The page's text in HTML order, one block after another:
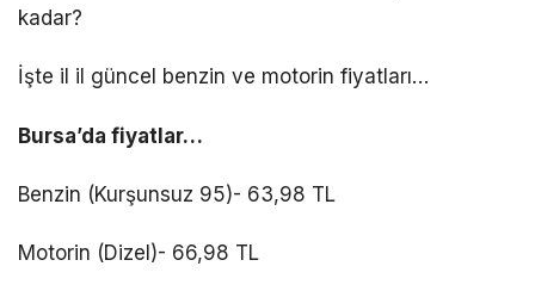
kadar?
İşte il il güncel benzin ve motorin fiyatları…
Bursa’da fiyatlar…
Benzin (Kurşunsuz 95)- 63,98 TL
Motorin (Dizel)- 66,98 TL